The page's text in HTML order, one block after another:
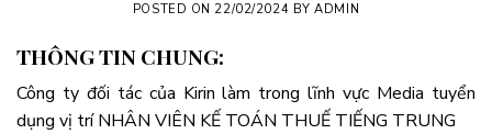
POSTED ON 22/02/2024 BYADMIN
THÔNG TIN CHUNG:
Công ty đối tác của Kirin làm trong lĩnh vực Media tuyển
dụng vị trí NHÂN VIÊN KẾ TOÁN THUẾ TIẾNG TRUNG